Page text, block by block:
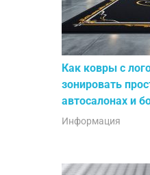
Как ковры с
зонировать
автосалонах и
Информация